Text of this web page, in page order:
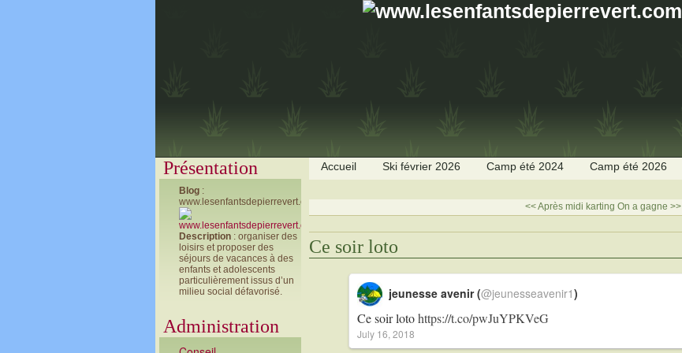
Présentation
Blog :
www.lesenfantsdepierrevert.com
Description : organiser des
loisirs et proposer des
séjours de vacances à des
enfants et adolescents
particulièrement issus d’un
milieu social défavorisé.
Administration
Accueil Ski février 2026 Camp été 2024 Camp été 2026
<< Après midi karting On a gagne >>
Ce soir loto
Ce soir lotohttps://t.co/pwJuYPKVeG
jeunesse avenir (@jeunesseavenir1)
July 16, 2018